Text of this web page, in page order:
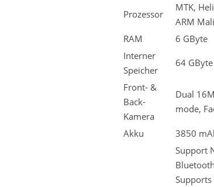
Prozessor
MTK,
ARM
RAM
6 GByte
Interner
Speicher
64 GByte
Front- &
Back-
Kamera
Dual
mode,
Akku 3850
Support
Supports